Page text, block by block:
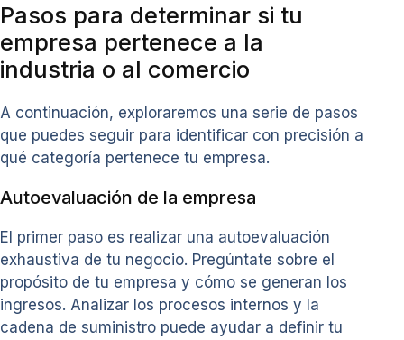
Pasos para determinar si tu
empresa pertenece a la
industria o al comercio
A continuación, exploraremos una serie de pasos
que puedes seguir para identificar con precisión a
qué categoría pertenece tu empresa.
Autoevaluación de la empresa
El primer paso es realizar una autoevaluación
exhaustiva de tu negocio. Pregúntate sobre el
propósito de tu empresa y cómo se generan los
ingresos. Analizar los procesos internos y la
cadena de suministro puede ayudar a definir tu